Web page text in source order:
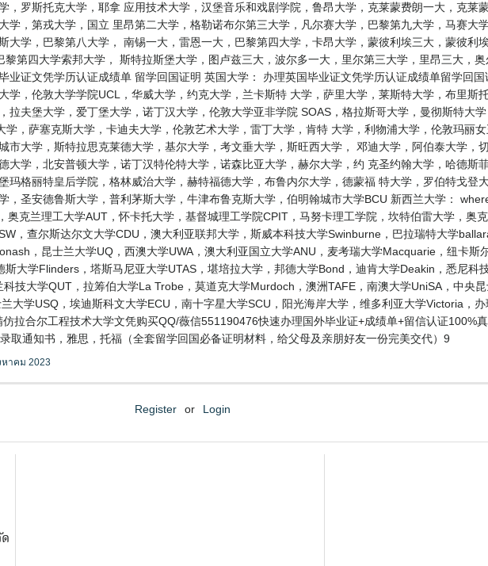
，罗斯托克大学，耶拿 应用技术大学，汉堡音乐和戏剧学院，鲁昂大学，克莱蒙费朗一大，克莱
学，第戎大学，国立 里昂第二大学，格勒诺布尔第三大学，凡尔赛大学，巴黎第九大学，马赛大
大学，巴黎第八大学， 南锡一大，雷恩一大，巴黎第四大学，卡昂大学，蒙彼利埃三大，蒙彼利
第四大学索邦大学， 斯特拉斯堡大学，图卢兹三大，波尔多一大，里尔第三大学，里昂三大，奥
业证文凭学历认证成绩单 留学回国证明 英国大学： 办理英国毕业证文凭学历认证成绩单留学回
学，伦敦大学学院UCL，华威大学，约克大学，兰卡斯特 大学，萨里大学，莱斯特大学，布里斯
拉夫堡大学，爱丁堡大学，诺丁汉大学，伦敦大学亚非学院 SOAS，格拉斯哥大学，曼彻斯特大学
，萨塞克斯大学，卡迪夫大学，伦敦艺术大学，雷丁大学，肯特 大学，利物浦大学，伦敦玛丽
市大学，斯特拉思克莱德大学，基尔大学，考文垂大学，斯旺西大学， 邓迪大学，阿伯泰大学，
大学，北安普顿大学，诺丁汉特伦特大学，诺森比亚大学，赫尔大学，约 克圣约翰大学，哈德斯
玛格丽特皇后学院，格林威治大学，赫特福德大学，布鲁内尔大学，德蒙福 特大学，罗伯特戈登
，圣安德鲁斯大学，普利茅斯大学，牛津布鲁克斯大学，伯明翰城市大学BCU 新西兰大学：
奥克兰理工大学AUT，怀卡托大学，基督城理工学院CPIT，马努卡理工学院，坎特伯雷大学，奥
，查尔斯达尔文大学CDU，澳大利亚联邦大学，斯威本科技大学Swinburne，巴拉瑞特大学
，昆士兰大学UQ，西澳大学UWA，澳大利亚国立大学ANU，麦考瑞大学Macquarie，纽卡斯
大学Flinders，塔斯马尼亚大学UTAS，堪培拉大学，邦德大学Bond，迪肯大学Deakin，悉尼科
技大学QUT，拉筹伯大学La Trobe，莫道克大学Murdoch，澳洲TAFE，南澳大学UniSA，中央
大学USQ，埃迪斯科文大学ECU，南十字星大学SCU，阳光海岸大学，维多利亚大学Victoria，
拉合尔工程技术大学文凭购买QQ/薇信551190476快速办理国外毕业证+成绩单+留信认证100%
取通知书，雅思，托福（全套留学回国必备证明材料，给父母及亲朋好友一份完美交代）9
หาคม 2023
Register or Login